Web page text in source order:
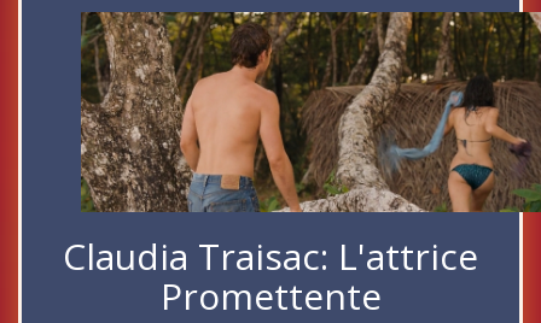
Claudia Traisac: L'attrice
Promettente